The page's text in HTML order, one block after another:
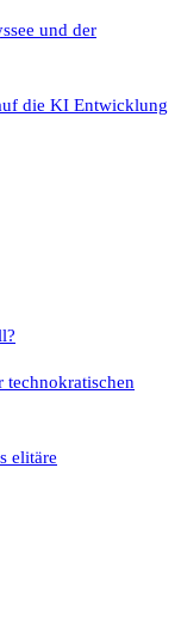
und der
die KI Entwicklung
technokratischen
elitäre